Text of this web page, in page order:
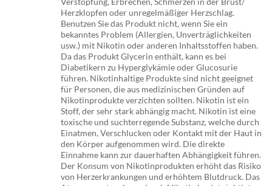
Herzklopfen oder unregelmäßiger Herzschlag.
Benutzen Sie das Produkt nicht, wenn Sie ein
bekanntes Problem (Allergien, Unverträglichkeiten
usw.) mit Nikotin oder anderen Inhaltsstoffen haben.
Da das Produkt Glycerin enthält, kann es bei
Diabetikern zu Hyperglykämie oder Glucosurie
führen. Nikotinhaltige Produkte sind nicht geeignet
für Personen, die aus medizinischen Gründen auf
Nikotinprodukte verzichten sollten. Nikotin ist ein
Stoff, der sehr stark abhängig macht. Nikotin ist eine
toxische und suchterregende Substanz, welche durch
Einatmen, Verschlucken oder Kontakt mit der Haut in
den Körper aufgenommen wird. Die direkte
Einnahme kann zur dauerhaften Abhängigkeit führen.
Der Konsum von Nikotinprodukten erhöht das Risiko
von Herzerkrankungen und erhöhtem Blutdruck. Das